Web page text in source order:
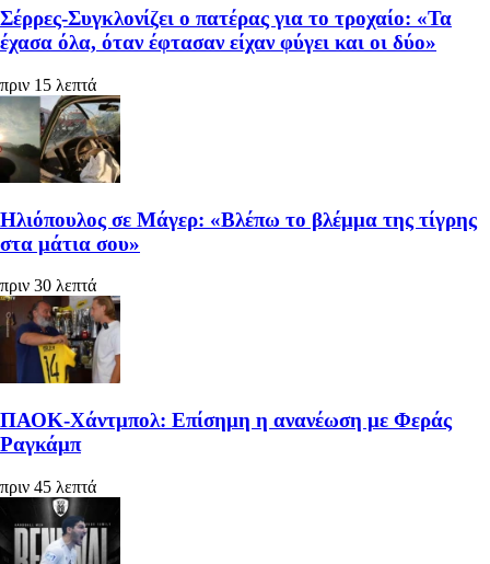
Σέρρες-Συγκλονίζει ο πατέρας για το τροχαίο: «Τα
έχασα όλα, όταν έφτασαν είχαν φύγει και οι δύο»
πριν 15 λεπτά
Ηλιόπουλος σε Μάγερ: «Βλέπω το βλέμμα της τίγρης
στα μάτια σου»
πριν 30 λεπτά
ΠΑΟΚ-Χάντμπολ: Επίσημη η ανανέωση με Φεράς
Ραγκάμπ
πριν 45 λεπτά